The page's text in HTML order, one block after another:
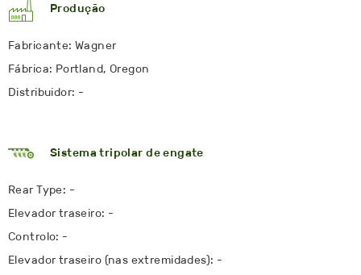
Produção
Fabricante: Wagner
Fábrica: Portland, Oregon
Distribuidor: -
Sistema tripolar de engate
Rear Type: -
Elevador traseiro: -
Controlo: -
Elevador traseiro (nas extremidades): -